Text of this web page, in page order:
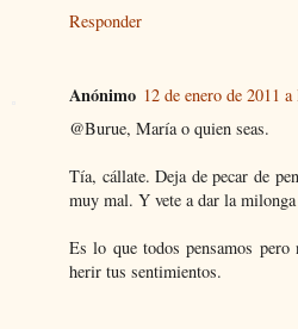
Responder
Anónimo 12 de enero de 2011
@Burue, María o quien seas.
Tía, cállate. Deja de pecar de
muy mal. Y vete a dar la
Es lo que todos pensamos
herir tus sentimientos.